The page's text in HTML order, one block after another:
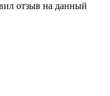
отзыв на данный